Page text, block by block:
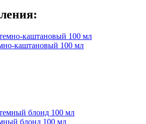
каштановый 100 мл
блонд 100 мл